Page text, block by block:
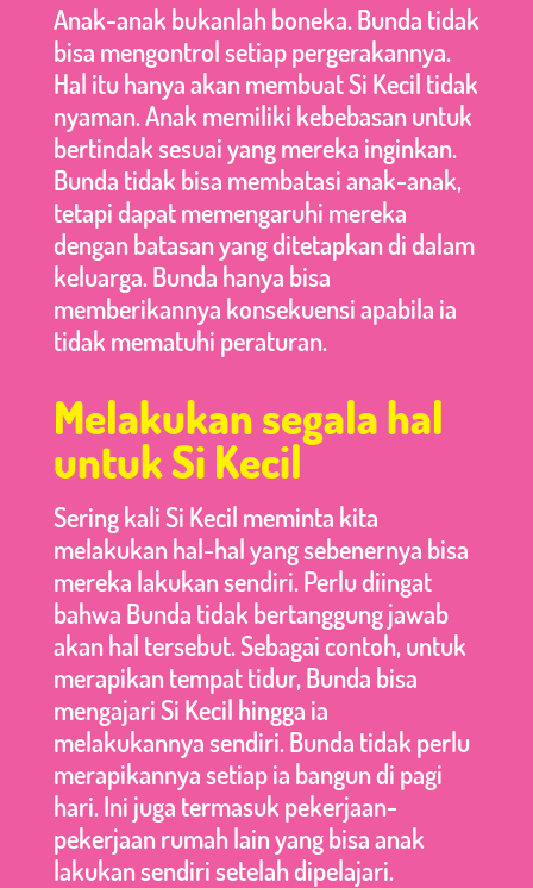
Anak-anak bukanlah boneka. Bunda tidak
bisa mengontrol setiap pergerakannya.
Hal itu hanya akan membuat Si Kecil tidak
nyaman. Anak memiliki kebebasan untuk
bertindak sesuai yang mereka inginkan.
Bunda tidak bisa membatasi anak-anak,
tetapi dapat memengaruhi mereka
dengan batasan yang ditetapkan di dalam
keluarga. Bunda hanya bisa
memberikannya konsekuensi apabila ia
tidak mematuhi peraturan.
Melakukan segala hal
untuk Si Kecil
Sering kali Si Kecil meminta kita
melakukan hal-hal yang sebenernya bisa
mereka lakukan sendiri. Perlu diingat
bahwa Bunda tidak bertanggung jawab
akan hal tersebut. Sebagai contoh, untuk
merapikan tempat tidur, Bunda bisa
mengajari Si Kecil hingga ia
melakukannya sendiri. Bunda tidak perlu
merapikannya setiap ia bangun di pagi
hari. Ini juga termasuk pekerjaan-
pekerjaan rumah lain yang bisa anak
lakukan sendiri setelah dipelajari.